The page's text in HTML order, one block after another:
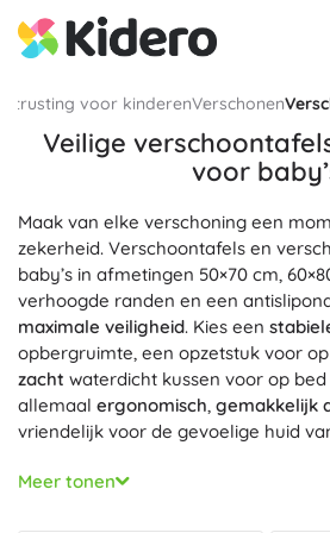
Uitrusting voor kinderenVerschonen
Veilige
voor
Maak van elke verschoning een
zekerheid. Verschoontafels en
baby’s in afmetingen 50×70 cm,
verhoogde randen en een
maximale veiligheid. Kies een
opbergruimte, een opzetstuk voor
zacht waterdicht kussen voor op
allemaal ergonomisch, gemakkelijk
vriendelijk voor de gevoelige huid
De hygiëne wordt gewaarborgd door
ondoorlatend
Meer tonen